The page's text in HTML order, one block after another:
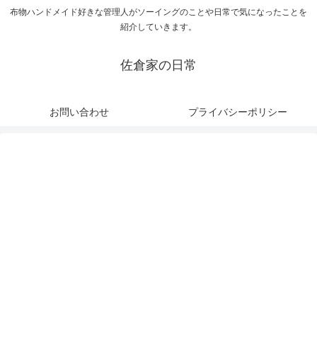
布物ハンドメイド好きな管理人がソーイングのことや日常で気になったことを
紹介していきます。
佐倉家の日常
お問い合わせ プライバシーポリシー